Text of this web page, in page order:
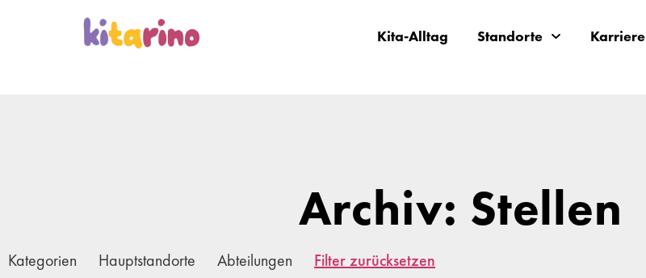
Kita-Alltag Standorte Karriere
Archiv: Stellen
Kategorien Hauptstandorte Abteilungen Filter zurücksetzen